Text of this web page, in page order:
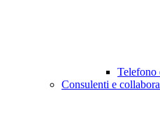
Telefono
Consulenti e